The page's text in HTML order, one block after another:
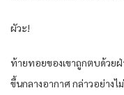
ผัวะ!
ท้ายทอยของเขาถูกตบด้วยฝ่
ขึ้นกลางอากาศ กล่าวอย่างไ